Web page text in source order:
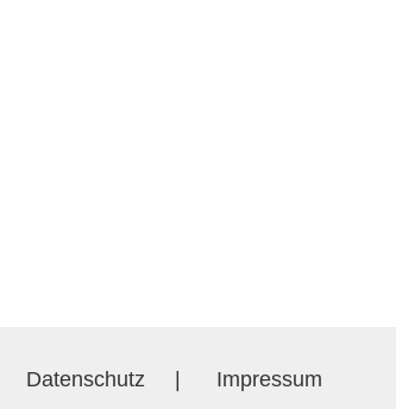
Datenschutz Impressum